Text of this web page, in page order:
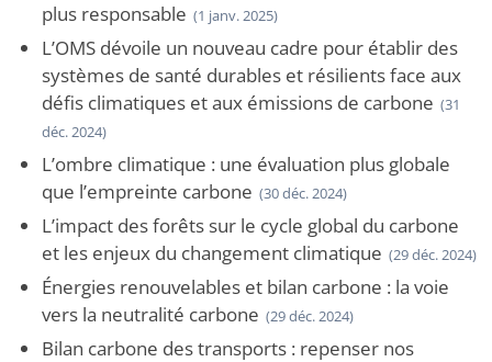
plus responsable (1 janv. 2025)
L’OMS dévoile un nouveau cadre pour établir des
systèmes de santé durables et résilients face aux
défis climatiques et aux émissions de carbone (31
déc. 2024)
L’ombre climatique : une évaluation plus globale
que l’empreinte carbone (30 déc. 2024)
L’impact des forêts sur le cycle global du carbone
et les enjeux du changement climatique (29 déc. 2024)
Énergies renouvelables et bilan carbone : la voie
vers la neutralité carbone (29 déc. 2024)
Bilan carbone des transports : repenser nos